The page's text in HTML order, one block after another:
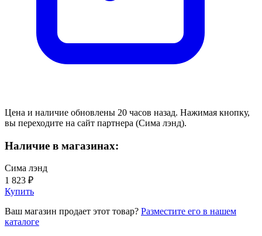
Цена и наличие обновлены 20 часов назад. Нажимая кнопку,
вы переходите на сайт партнера (Сима лэнд).
Наличие в магазинах:
Сима лэнд
1 823 ₽
Купить
Ваш магазин продает этот товар? Разместите его в нашем
каталоге